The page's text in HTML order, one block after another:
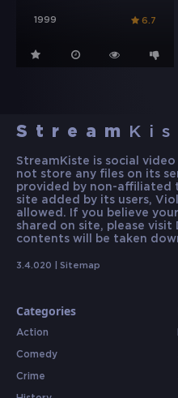
1999 6.7
Stream
StreamKiste is social
not store any files on its
provided by non-affiliated
site added by its users,
allowed. If you believe
shared on site, please visit
contents will be taken
3.4.020 | Sitemap
Categories
Action
Comedy
Crime